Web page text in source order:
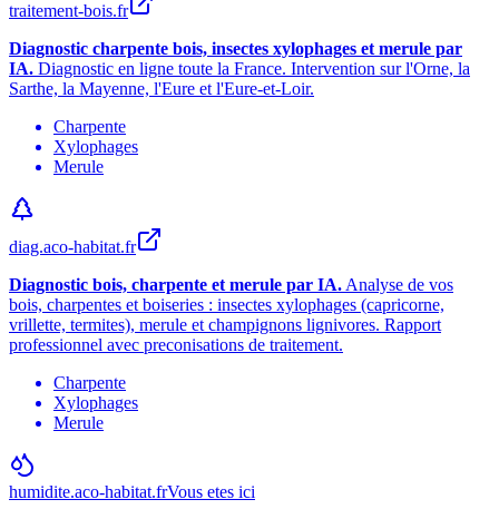
traitement-bois.fr
Diagnostic charpente bois, insectes xylophages et merule par
IA. Diagnostic en ligne toute la France. Intervention sur l'Orne, la
Sarthe, la Mayenne, l'Eure et l'Eure-et-Loir.
Charpente
Xylophages
Merule
diag.aco-habitat.fr
Diagnostic bois, charpente et merule par IA. Analyse de vos
bois, charpentes et boiseries : insectes xylophages (capricorne,
vrillette, termites), merule et champignons lignivores. Rapport
professionnel avec preconisations de traitement.
Charpente
Xylophages
Merule
humidite.aco-habitat.frVous etes ici